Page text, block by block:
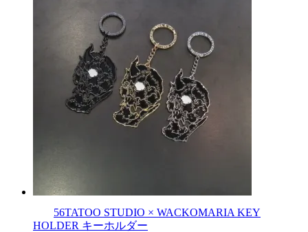
56TATOO STUDIO × WACKOMARIA KEY
HOLDER キーホルダー